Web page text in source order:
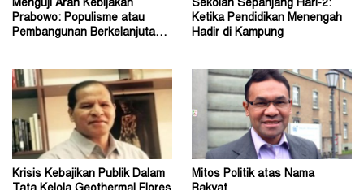
Menguji Arah Kebijakan
Prabowo: Populisme atau
Pembangunan Berkelanjutan?
Sekolah Sepanjang Hari-2:
Ketika Pendidikan Menengah
Hadir di Kampung
Krisis Kebajikan Publik Dalam
Mitos Politik atas Nama